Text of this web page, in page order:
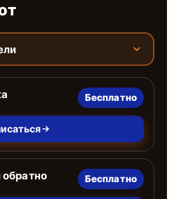
Бесплатно
Бесплатно